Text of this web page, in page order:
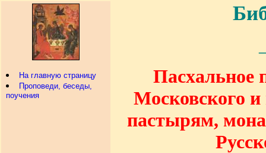
На главную страницу
Проповеди, беседы,
поучения
Пасхальное
Московского
пастырям,